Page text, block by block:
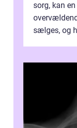
sorg, kan
sælges, og